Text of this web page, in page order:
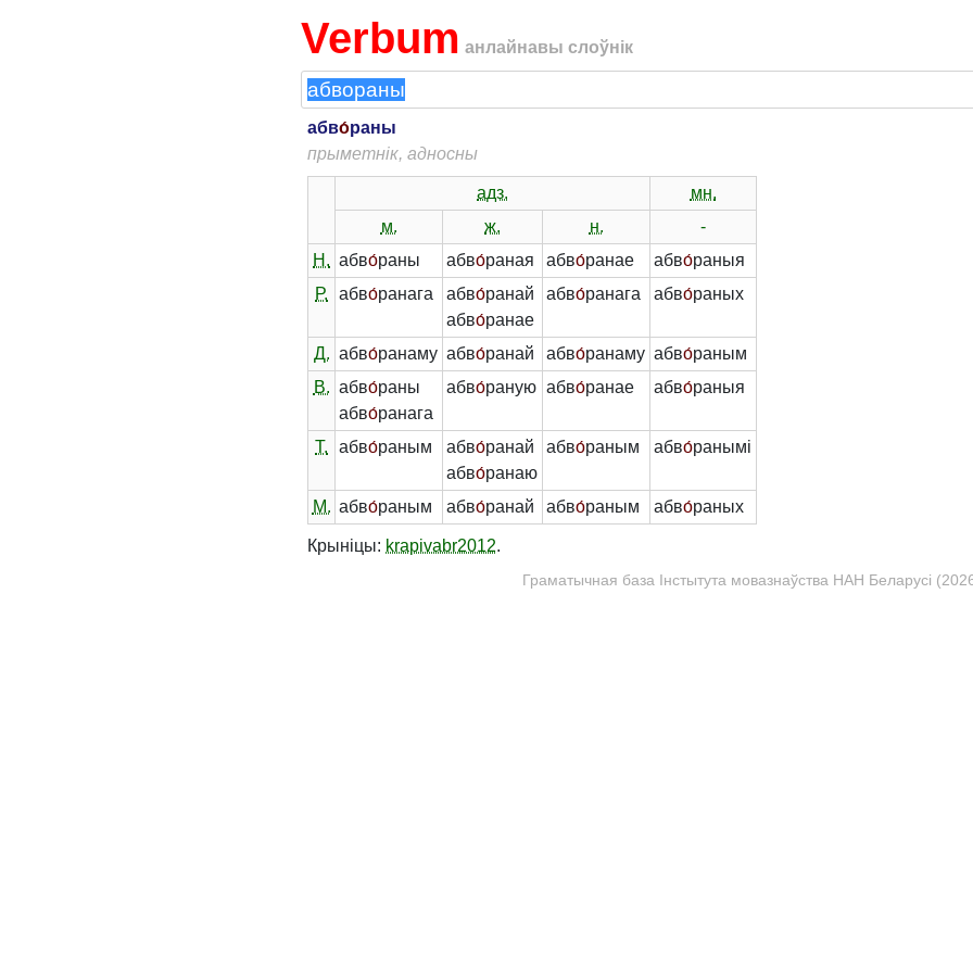
Verbum анлайнавы слоўнік
абво́раны
прыметнік, адносны
адз.
мн.
м.
ж. н.
-
Н. абво́раны абво́раная абво́ранае абво́раныя
Р.
абво́ранага абво́ранай
абво́ранае
абво́ранага абво́раных
Д. абво́ранаму абво́ранай абво́ранаму абво́раным
В. абво́раны
абво́ранага
абво́раную абво́ранае абво́раныя
Т. абво́раным абво́ранай
абво́ранаю
абво́раным абво́ранымі
М. абво́раным абво́ранай абво́раным абво́раных
Крыніцы: krapivabr2012.
Граматычная база Інстытута мовазнаўства НАН Беларусі